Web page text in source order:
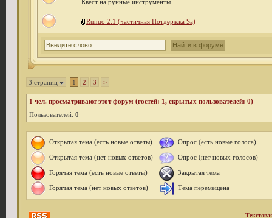
Квест на рунные инструменты
Runuo 2.1 (частичная Потдержка Sa)
3 страниц 1 2 3 >
1 чел. просматривают этот форум (гостей: 1, скрытых пользователей: 0)
Пользователей: 0
Открытая тема (есть новые ответы)
Открытая тема (нет новых ответов)
Горячая тема (есть новые ответы)
Горячая тема (нет новых ответов)
Опрос (есть новые голоса)
Опрос (нет новых голосов)
Закрытая тема
Тема перемещена